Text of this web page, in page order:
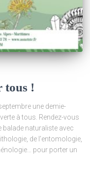
tous !
une demie-
à tous. Rendez-vous
balade naturaliste avec
de l’entomologie,
pour porter un